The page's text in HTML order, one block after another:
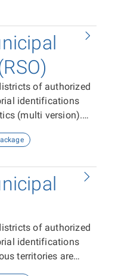
identifikaci tržního
of authorized
(multi version).
of authorized
identifications
territories are